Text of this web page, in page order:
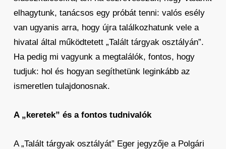
elhagytunk, tanácsos egy próbát tenni: valós esély
van ugyanis arra, hogy újra találkozhatunk vele a
hivatal által működtetett „Talált tárgyak osztályán”.
Ha pedig mi vagyunk a megtalálók, fontos, hogy
tudjuk: hol és hogyan segíthetünk leginkább az
ismeretlen tulajdonosnak.
A „keretek” és a fontos tudnivalók
A „Talált tárgyak osztályát” Eger jegyzője a Polgári